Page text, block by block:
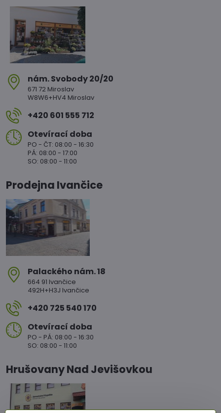
nám​. Svobody 20/20
671 72 Miroslav
W8W6+HV4 Miroslav
+420 601 555 712
Otevírací doba
PO - ČT: 08:00 - 16:30
PÁ: 08:00 - 17:00
SO: 08:00 - 11:00
Prodejna Ivančice
Palackého nám​. 18
664 91 Ivančice
492H+H3J Ivančice
+420 725 540 170
Otevírací doba
PO - PÁ: 08:00 - 16:30
SO: 08:00 - 11:00
Hrušovany Nad Jevišovkou